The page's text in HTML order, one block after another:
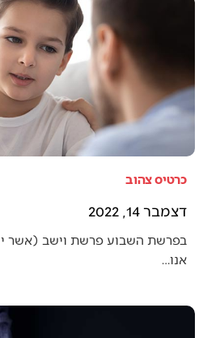
כרטיס צהוב
דצמבר 14, 2022
בפרשת השבוע פרשת וישב (אשר
אנו…